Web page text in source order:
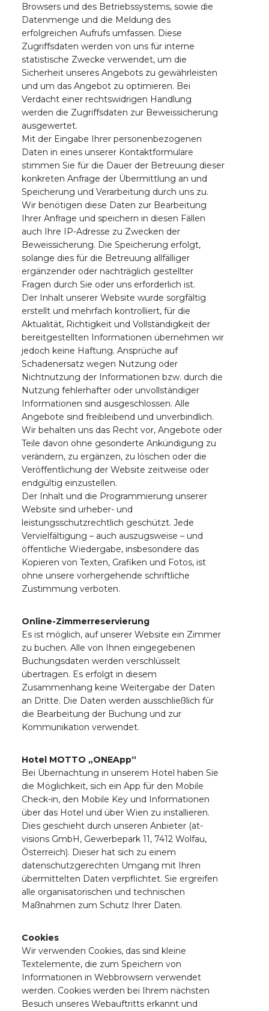
Browsers und des Betriebssystems, sowie die
Datenmenge und die Meldung des
erfolgreichen Aufrufs umfassen. Diese
Zugriffsdaten werden von uns für interne
statistische Zwecke verwendet, um die
Sicherheit unseres Angebots zu gewährleisten
und um das Angebot zu optimieren. Bei
Verdacht einer rechtswidrigen Handlung
werden die Zugriffsdaten zur Beweissicherung
ausgewertet.
Mit der Eingabe Ihrer personenbezogenen
Daten in eines unserer Kontaktformulare
stimmen Sie für die Dauer der Betreuung dieser
konkreten Anfrage der Übermittlung an und
Speicherung und Verarbeitung durch uns zu.
Wir benötigen diese Daten zur Bearbeitung
Ihrer Anfrage und speichern in diesen Fällen
auch Ihre IP-Adresse zu Zwecken der
Beweissicherung. Die Speicherung erfolgt,
solange dies für die Betreuung allfälliger
ergänzender oder nachträglich gestellter
Fragen durch Sie oder uns erforderlich ist.
Der Inhalt unserer Website wurde sorgfältig
erstellt und mehrfach kontrolliert, für die
Aktualität, Richtigkeit und Vollständigkeit der
bereitgestellten Informationen übernehmen wir
jedoch keine Haftung. Ansprüche auf
Schadenersatz wegen Nutzung oder
Nichtnutzung der Informationen bzw. durch die
Nutzung fehlerhafter oder unvollständiger
Informationen sind ausgeschlossen. Alle
Angebote sind freibleibend und unverbindlich.
Wir behalten uns das Recht vor, Angebote oder
Teile davon ohne gesonderte Ankündigung zu
verändern, zu ergänzen, zu löschen oder die
Veröffentlichung der Website zeitweise oder
endgültig einzustellen.
Der Inhalt und die Programmierung unserer
Website sind urheber- und
leistungsschutzrechtlich geschützt. Jede
Vervielfältigung – auch auszugsweise – und
öffentliche Wiedergabe, insbesondere das
Kopieren von Texten, Grafiken und Fotos, ist
ohne unsere vorhergehende schriftliche
Zustimmung verboten.
Online-Zimmerreservierung
Es ist möglich, auf unserer Website ein Zimmer
zu buchen. Alle von Ihnen eingegebenen
Buchungsdaten werden verschlüsselt
übertragen. Es erfolgt in diesem
Zusammenhang keine Weitergabe der Daten
an Dritte. Die Daten werden ausschließlich für
die Bearbeitung der Buchung und zur
Kommunikation verwendet.
Hotel MOTTO „ONEApp“
Bei Übernachtung in unserem Hotel haben Sie
die Möglichkeit, sich ein App für den Mobile
Check-in, den Mobile Key und Informationen
über das Hotel und über Wien zu installieren.
Dies geschieht durch unseren Anbieter (at-
visions GmbH, Gewerbepark 11, 7412 Wolfau,
Österreich). Dieser hat sich zu einem
datenschutzgerechten Umgang mit Ihren
übermittelten Daten verpflichtet. Sie ergreifen
alle organisatorischen und technischen
Maßnahmen zum Schutz Ihrer Daten.
Cookies
Wir verwenden Cookies, das sind kleine
Textelemente, die zum Speichern von
Informationen in Webbrowsern verwendet
werden. Cookies werden bei Ihrem nächsten
Besuch unseres Webauftritts erkannt und